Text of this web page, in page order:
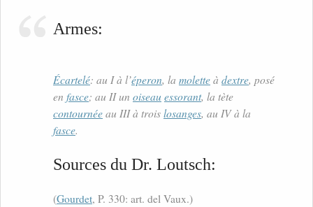
Armes:
Écartelé: au I à l’éperon, la moletteà dextre, posé
en fasce; au II un oiseau essorant, la tète
contournéeau III à troislosanges, au IV à la
fasce.
Sources du Dr. Loutsch:
(Gourdet, P. 330: art. del Vaux.)